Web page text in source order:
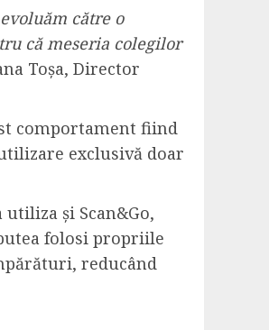
către o
că meseria colegilor
Toșa, Director
comportament fiind
exclusivă doar
și Scan&Go,
folosi propriile
reducând